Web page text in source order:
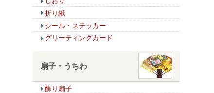
折り紙
シール・ステッカー
グリーティングカード
扇子・うちわ
飾り扇子